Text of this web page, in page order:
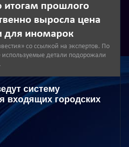
итогам прошлого
выросла цена
для иномарок
со ссылкой на экспертов. По
детали подорожали
систему
входящих городских